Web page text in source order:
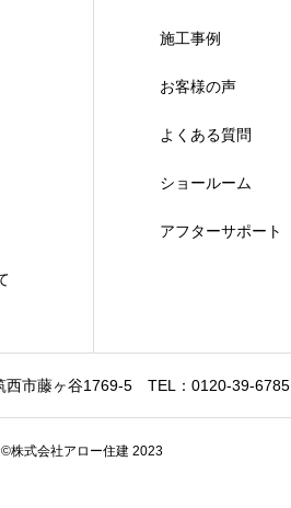
施工事例
お客様の声
よくある質問
ショールーム
アフターサポート
西市藤ヶ谷1769-5 TEL：0120-39-6785
株式会社アロー住建 2023